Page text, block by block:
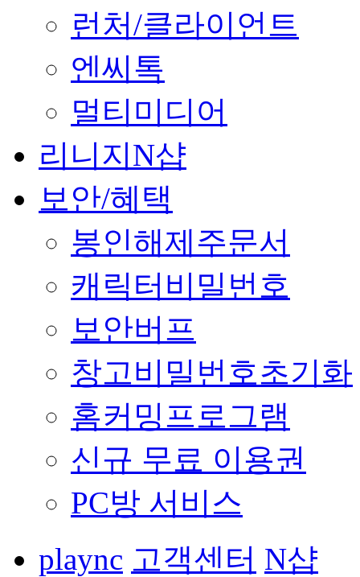
런처/클라이언트
엔씨톡
멀티미디어
리니지N샵
보안/혜택
봉인해제주문서
캐릭터비밀번호
보안버프
창고비밀번호초기화
홈커밍프로그램
신규 무료 이용권
PC방 서비스
plaync 고객센터 N샵